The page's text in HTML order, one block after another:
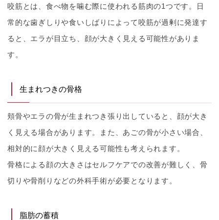
咬筋とは、食べ物を噛む際に使われる筋肉の1つです。日
常的な歯ぎしりや食いしばりによって咬筋が過剰に発達す
ると、エラが目立ち、顔が大きく見える可能性がありま
す。
生まれつきの骨格
頬骨やエラの骨が生まれつき張り出していると、顔が大き
く見える場合があります。また、あごの骨が小さい場合、
相対的に顔が大きく見える可能性も考えられます。
骨格による顔の大きさはセルフケアでの改善が難しく、骨
切りや骨削りなどの外科手術が必要となります。
脂肪の蓄積